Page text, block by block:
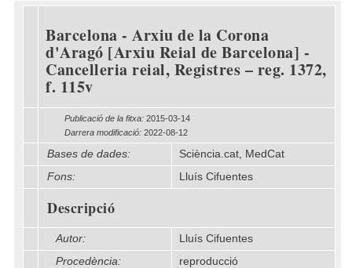
Barcelona - Arxiu de la Corona
d'Aragó [Arxiu Reial de Barcelona] -
Cancelleria reial, Registres – reg. 1372,
f. 115v
Publicació de la fitxa: 2015-03-14
Darrera modificació: 2022-08-12
Bases de dades:
Sciència.cat, MedCat
Fons:
Lluís Cifuentes
Descripció
Autor:
Lluís Cifuentes
Procedència:
reproducció